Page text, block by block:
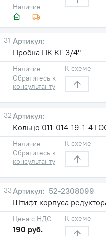
Наличие
31
Пробка ПК КГ 3/4"
Наличие
Обратитесь к
консультанту
К схеме
32
Кольцо 011-014-19-1-4
Наличие
Обратитесь к
консультанту
К схеме
33
52-2308099
Штифт корпуса
Цена с НДС
190 руб.
К схеме